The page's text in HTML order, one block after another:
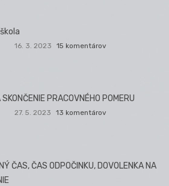
16. 3. 2023 15 komentárov
PRACOVNÉHO POMERU
27. 5. 2023 13 komentárov
ČAS, ČAS ODPOČINKU, DOVOLENKA NA